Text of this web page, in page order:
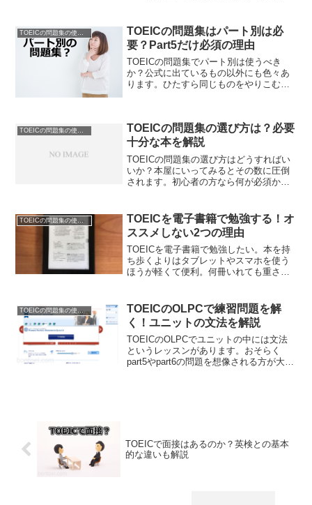
TOEICの公式問題集はどれがいいのかを
解説します。
TOEICの問題集はパート別は必
要？Part5だけ必須の理由
TOEICの問題集でパート別は使うべき
か？公式に出ているもの以外にも色々あ
ります。ひたすら同じものをやりこむと
要かどうかを解説します。
TOEICの問題集の選び方は？必要
十分な本を解説
TOEICの問題集の選び方はどうすればい
いか？本屋にいってみるとその数に圧倒
されます。初心者の方なら何が必須かも
を解説します。最短最速で必要最小限の
選択がありますよ。
TOEICの問題集の使い方
TOEICを電子書籍で勉強する！オ
ススメしない2つの理由
TOEICを電子書籍で勉強したい。本を持
ち歩くよりはタブレットやスマホを使う
ほうが軽くて便利。何冊いれても重さは
とがダメな理由を解説します。kindleを使
った結果からお伝えします。
TOEICの問題集の使い方
TOEICのOLPCで練習問題を解
く！ユニットの文法を解説
TOEICのOLPCでユニットの中には文法
というレッスンがあります。おそらく
part5やpart6の問題を想像される方が大半
TOEICで面接はあるのか？英検との基本
的な違いも解説